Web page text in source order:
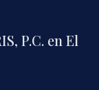
P.C. en El